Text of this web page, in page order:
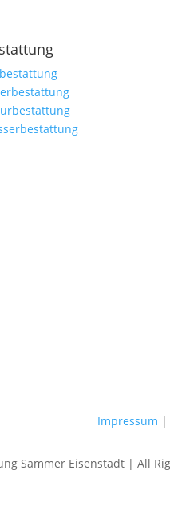
Impressum |
Sammer Eisenstadt | All